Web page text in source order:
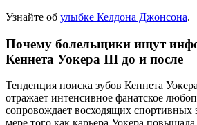
Узнайте об улыбке Келдона Джонсона.
Почему болельщики ищут
Кеннета Уокера III до и после
Тенденция поиска зубов Кеннета
отражает интенсивное фанатское
сопровождает восходящих спортивных